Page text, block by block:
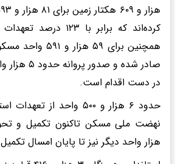
کرده‌اند که برابر با
همچنین برای ۵۹
صادر شده و
در دست اقدام است.
حدود ۶ هزار و ۵۰۰ واحد
هزار واحد دیگر نیز تا پایان امسال